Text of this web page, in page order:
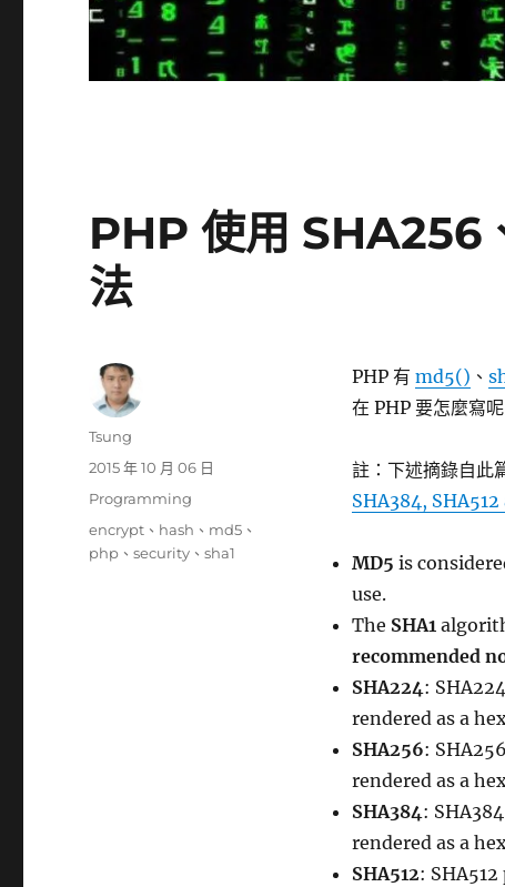
PHP 使用 SHA256
法
PHP 有 md5() 、
在 PHP 要怎麼寫呢
註：下述摘錄自此
SHA384,
MD5 is
use.
The SHA1
recommended
SHA224:
rendered as a
SHA256:
rendered as a
SHA384:
rendered as a
SHA512:
作
Tsung
發
期:
2015 年 10 月 06 日
分
Programming
標
籤
encrypt 、 hash 、 md5 、
php 、security 、sha1